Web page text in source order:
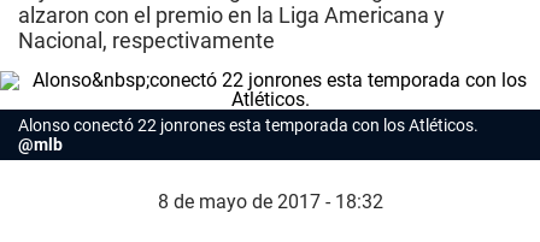
alzaron con el premio en la Liga Americana y
Nacional, respectivamente
Alonso conectó 22 jonrones esta temporada con los Atléticos.
@mlb
8 de mayo de 2017 - 18:32